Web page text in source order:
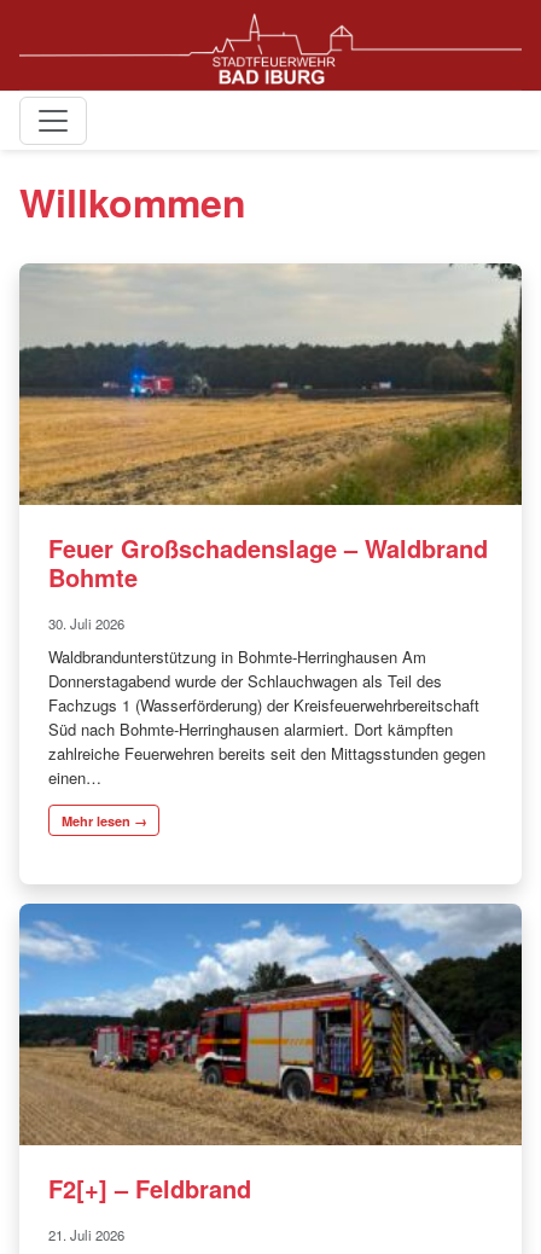
Willkommen
Feuer Großschadenslage – Waldbrand
Bohmte
30. Juli 2026
Waldbrandunterstützung in Bohmte-Herringhausen Am
Donnerstagabend wurde der Schlauchwagen als Teil des
Fachzugs 1 (Wasserförderung) der Kreisfeuerwehrbereitschaft
Süd nach Bohmte-Herringhausen alarmiert. Dort kämpften
zahlreiche Feuerwehren bereits seit den Mittagsstunden gegen
einen…
Mehr lesen →
F2[+] – Feldbrand
21. Juli 2026